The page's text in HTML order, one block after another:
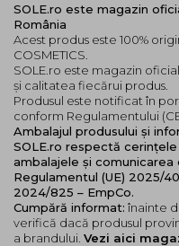
SOLE.ro este magazin
România
Acest produs este 100%
COSMETICS.
SOLE.ro este magazin
și calitatea fiecărui produs.
Produsul este notificat în
conform Regulamentului
Ambalajul produsului și
SOLE.ro respectă
ambalajele și
Regulamentul (UE) 2025/
2024/825 – EmpCo.
Cumpără informat: înainte
verifică dacă produsul
a brandului. Vezi aici